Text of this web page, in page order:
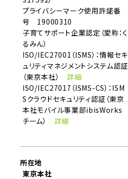
プライバシーマーク使用許諾番
号 19000310
子育てサポート企業認定（愛称：く
るみん）
ISO/IEC27001（ISMS）：情報セキ
ュリティマネジメントシステム認証
（東京本社） 詳細
ISO/IEC27017（ISMS-CS）：ISM
Sクラウドセキュリティ認証（東京
本社モバイル事業部ibisWorks
チーム） 詳細
所在地
東京本社